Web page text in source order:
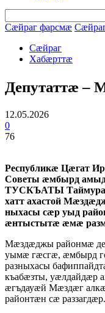
Сæйраг фарсмæ
Сæйраг
Хабæрттæ
Депутаттæ –
12.05.2026
0
76
Республикæ Цæгат
Советы æмбырд
ТУСКЪАТЫ
хатт ахастой
ныхасы сæр уыд
æнтыстытæ æмæ
Мæздæджы районмæ
уымæ гæсгæ, æмбырд
разныхасы
къабæзты, уæлдайдæр
æгъдауæй Мæздæг
районтæн сæ раззагдæр.